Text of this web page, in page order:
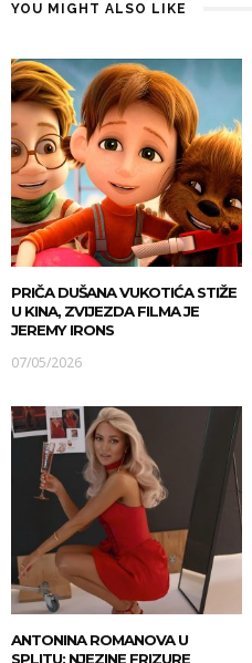
YOU MIGHT ALSO LIKE
PRIČA DUŠANA VUKOTIĆA STIŽE
U KINA, ZVIJEZDA FILMA JE
JEREMY IRONS
07/05/2026
ANTONINA ROMANOVA U
SPLITU: NJEZINE FRIZURE